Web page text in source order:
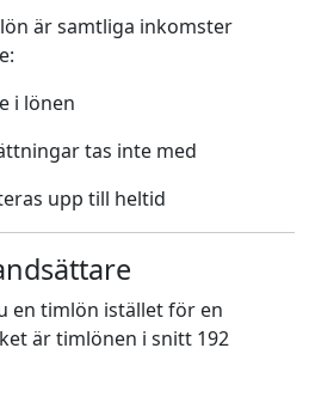
är samtliga inkomster
i lönen
tas inte med
upp till heltid
en timlön istället för en
är timlönen i snitt 192